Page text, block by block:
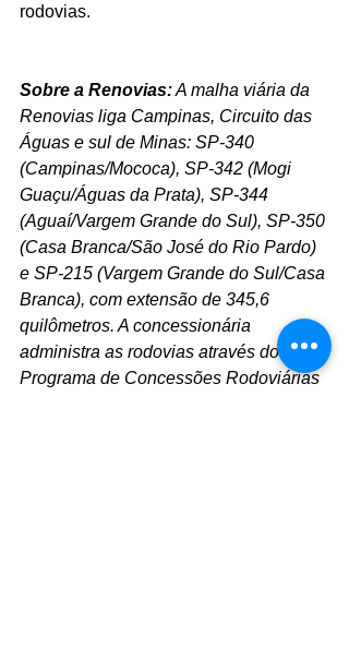
rodovias.
Sobre a Renovias: A malha viária da
Renovias liga Campinas, Circuito das
Águas e sul de Minas: SP-340
(Campinas/Mococa), SP-342 (Mogi
Guaçu/Águas da Prata), SP-344
(Aguaí/Vargem Grande do Sul), SP-350
(Casa Branca/São José do Rio Pardo)
e SP-215 (Vargem Grande do Sul/Casa
Branca), com extensão de 345,6
quilômetros. A concessionária
administra as rodovias através do
Programa de Concessões Rodoviárias